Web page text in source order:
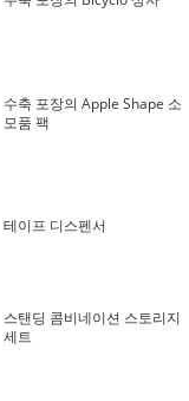
수축 포장의 Apple Shape 소
모품 팩
테이프 디스펜서
스탠딩 콤비네이션 스토리지
세트